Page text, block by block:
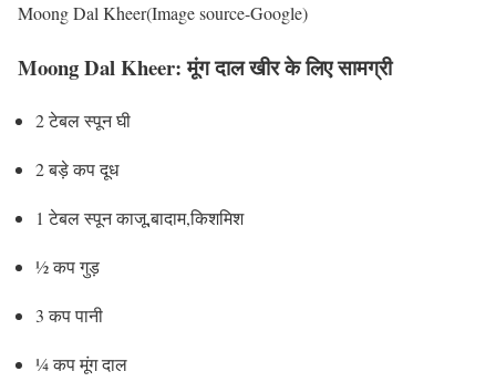
Moong Dal Kheer(Image source-Google)
Moong Dal Kheer:मूंग दाल खीर के लिए सामग्री
2 टेबल स्पून घी
2 बड़े कप दूध
1 टेबल स्पून काजू,बादाम,किशमिश
½ कप गुड़
3 कप पानी
¼ कप मूंग दाल